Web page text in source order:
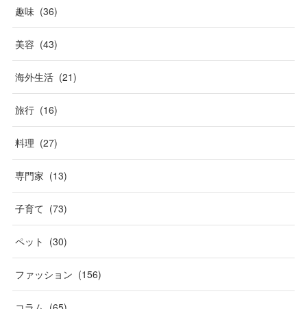
趣味 (36)
美容 (43)
海外生活 (21)
旅行 (16)
料理 (27)
専門家 (13)
子育て (73)
ペット (30)
ファッション (156)